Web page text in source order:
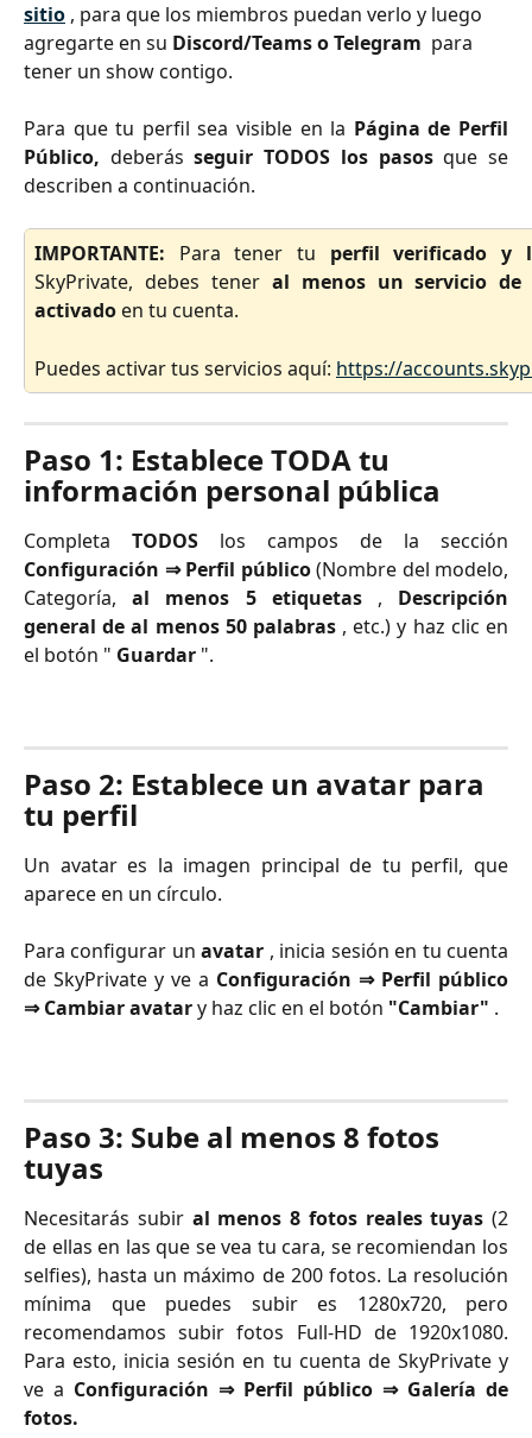
sitio , para que los miembros puedan verlo y luego
agregarte en su Discord/Teams o Telegram para
tener un show contigo.
Para que tu perfil sea visible en la Página de Perfil
Público, deberásseguir TODOS los pasosque se
describen a continuación.
IMPORTANTE: Para tener tu perfil verificado y
SkyPrivate, debes tener al menos un servicio de
activadoen tu cuenta.
Puedes activar tus servicios aquí: https://
Paso 1: Establece TODA tu
información personal pública
Completa TODOS los campos de la sección
Configuración ⇒ Perfil público(Nombre del modelo,
Categoría,al menos 5 etiquetas, Descripción
general de al menos 50 palabras, etc.) y haz clic en
el botón " Guardar ".
Paso 2: Establece un avatar para
tu perfil
Un avatar es la imagen principal de tu perfil, que
aparece en un círculo.
Para configurar unavatar , inicia sesión en tu cuenta
de SkyPrivate y ve a Configuración ⇒ Perfil público
⇒ Cambiar avatary haz clic en el botón "Cambiar" .
Paso 3: Sube al menos 8 fotos
tuyas
Necesitarás subir al menos 8 fotos reales tuyas (2
de ellas en las que se vea tu cara, se recomiendan los
selfies), hasta un máximo de 200 fotos. La resolución
mínima que puedes subir es 1280x720, pero
recomendamos subir fotos Full-HD de 1920x1080.
Para esto, inicia sesión en tu cuenta de SkyPrivate y
ve a Configuración ⇒ Perfil público ⇒ Galería de
fotos.